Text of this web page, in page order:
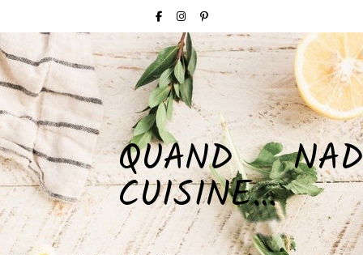
QUAND NAD
CUISINE…